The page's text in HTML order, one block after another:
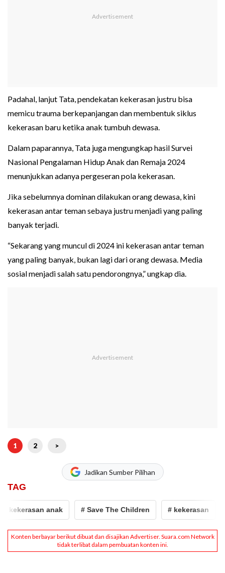
Padahal, lanjut Tata, pendekatan kekerasan justru bisa
memicu trauma berkepanjangan dan membentuk siklus
kekerasan baru ketika anak tumbuh dewasa.
Dalam paparannya, Tata juga mengungkap hasil Survei
Nasional Pengalaman Hidup Anak dan Remaja 2024
menunjukkan adanya pergeseran pola kekerasan.
Jika sebelumnya dominan dilakukan orang dewasa, kini
kekerasan antar teman sebaya justru menjadi yang paling
banyak terjadi.
“Sekarang yang muncul di 2024 ini kekerasan antar teman
yang paling banyak, bukan lagi dari orang dewasa. Media
sosial menjadi salah satu pendorongnya,” ungkap dia.
1 2 >
Jadikan Sumber Pilihan
TAG
anak # Save The Children # kekerasan